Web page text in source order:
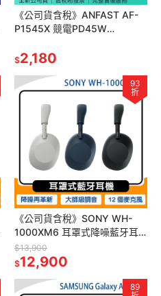
《公司貨含稅》ANFAST AF-
P1545X 競電PD45W
源~送收納包
$2,180
93
折
《公司貨含稅》SONY WH-
1000XM6 耳罩式降噪藍牙耳
機
$13,900
$12,900
89